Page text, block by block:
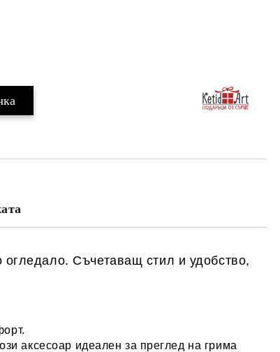
огледало. Съчетаващ стил и удобство,
аксесоар идеален за преглед на грима